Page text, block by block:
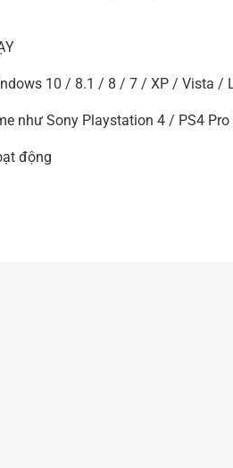
10 / 8.1 / 8 / 7 / XP / Vista /
như Sony Playstation 4 / PS4
động